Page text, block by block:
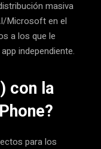
masiva
Microsoft en el
a los que le
independiente.
con la
para los